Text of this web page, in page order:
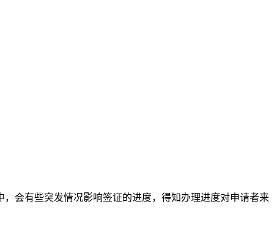
会有些突发情况影响签证的进度，得知办理进度对申请者来